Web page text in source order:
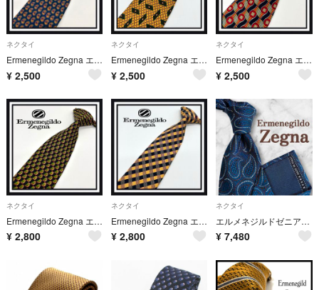
ネクタイ
Ermenegildo Zegna エルメネジルドゼニア ネクタイ
¥ 2,500
ネクタイ
Ermenegildo Zegna エルメネジルドゼニア ネクタイ
¥ 2,500
ネクタイ
Ermenegildo Zegna エルメネジルドゼニア ネクタイ
¥ 2,500
ネクタイ
Ermenegildo Zegna エルメネジルドゼニア ネクタイ
¥ 2,800
ネクタイ
Ermenegildo Zegna エルメネジルドゼニア ネクタイ
¥ 2,800
ネクタイ
エルメネジルドゼニア ネクタイ ペイズリー柄 ブルー ブラウン
¥ 7,480